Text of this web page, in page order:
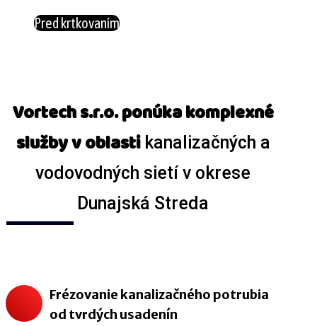
Pred krtkovaním
Vortech s.r.o. ponúka komplexné
služby v oblasti kanalizačných a
vodovodných sietí v okrese
Dunajská Streda
Frézovanie kanalizačného potrubia
od tvrdých usadenín